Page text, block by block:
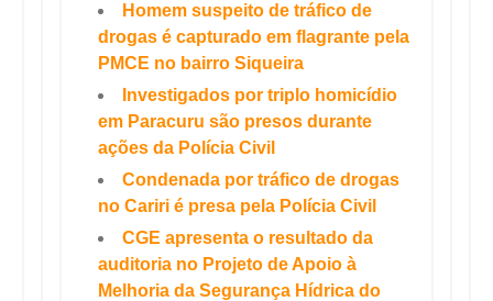
Homem suspeito de tráfico de
drogas é capturado em flagrante pela
PMCE no bairro Siqueira
Investigados por triplo homicídio
em Paracuru são presos durante
ações da Polícia Civil
Condenada por tráfico de drogas
no Cariri é presa pela Polícia Civil
CGE apresenta o resultado da
auditoria no Projeto de Apoio à
Melhoria da Segurança Hídrica do